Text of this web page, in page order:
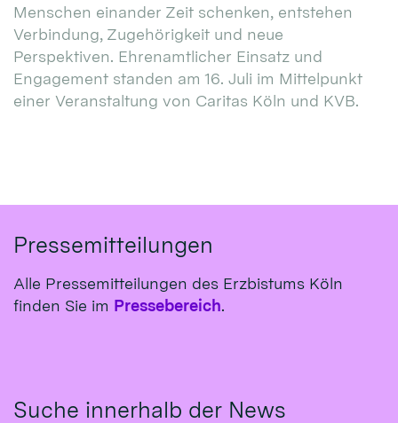
Menschen einander Zeit schenken, entstehen
Verbindung, Zugehörigkeit und neue
Perspektiven. Ehrenamtlicher Einsatz und
Engagement standen am 16. Juli im Mittelpunkt
einer Veranstaltung von Caritas Köln und KVB.
Pressemitteilungen
Alle Pressemitteilungen des Erzbistums Köln
finden Sie im Pressebereich.
Suche innerhalb der News